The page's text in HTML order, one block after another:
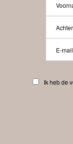
Ik heb de